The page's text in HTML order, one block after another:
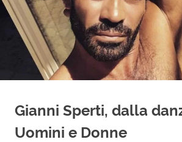
Gianni Sperti, dalla
Uomini e Donne